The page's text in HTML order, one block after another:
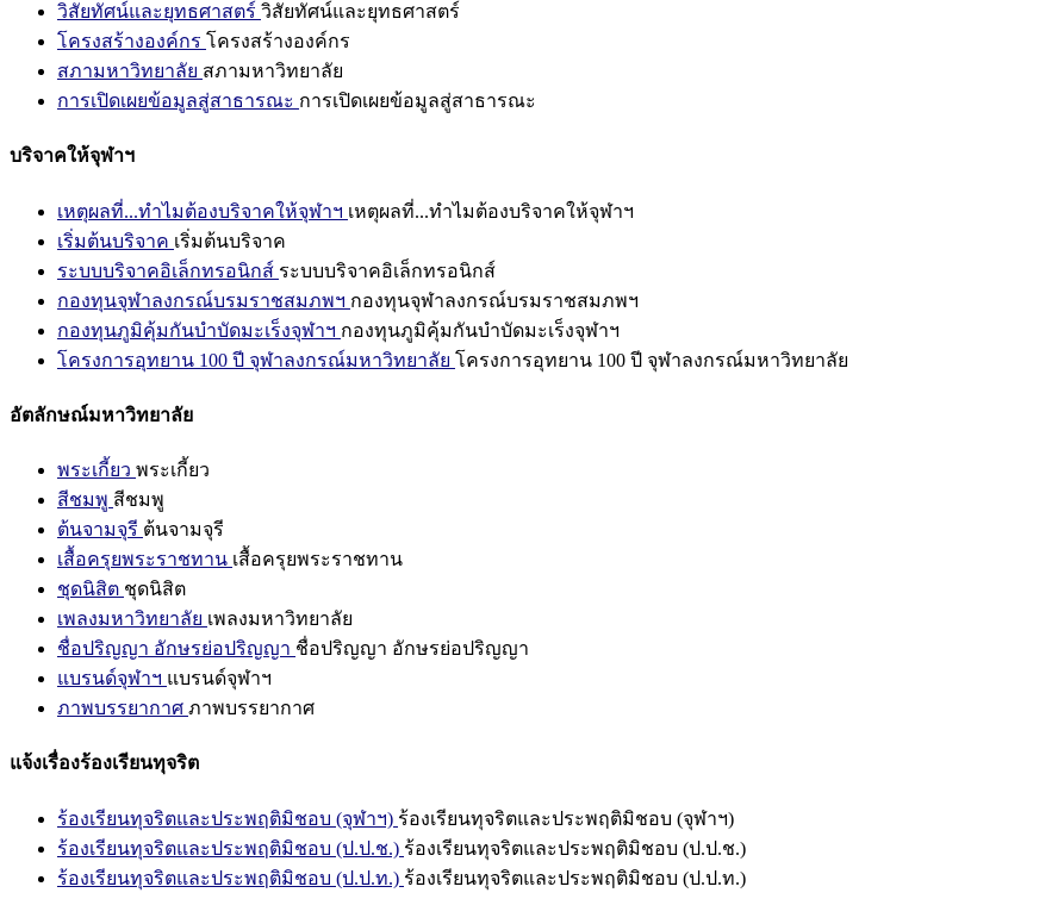
วิสัยทัศน์และยุทธศาสตร์ วิสัยทัศน์และยุทธศาสตร์
โครงสร้างองค์กร โครงสร้างองค์กร
สภามหาวิทยาลัย สภามหาวิทยาลัย
การเปิดเผยข้อมูลสู่สาธารณะ การเปิดเผยข้อมูลสู่สาธารณะ
บริจาคให้จุฬาฯ
เหตุผลที่...ทำไมต้องบริจาคให้จุฬาฯ เหตุผลที่...ทำไมต้องบริจาคให้จุฬาฯ
เริ่มต้นบริจาค เริ่มต้นบริจาค
ระบบบริจาคอิเล็กทรอนิกส์ ระบบบริจาคอิเล็กทรอนิกส์
กองทุนจุฬาลงกรณ์บรมราชสมภพฯ กองทุนจุฬาลงกรณ์บรมราชสมภพฯ
กองทุนภูมิคุ้มกันบำบัดมะเร็งจุฬาฯ กองทุนภูมิคุ้มกันบำบัดมะเร็งจุฬาฯ
โครงการอุทยาน 100 ปี จุฬาลงกรณ์มหาวิทยาลัย โครงการอุทยาน 100 ปี จุฬาลงกรณ์มหาวิทยาลัย
อัตลักษณ์มหาวิทยาลัย
พระเกี้ยว พระเกี้ยว
สีชมพู สีชมพู
ต้นจามจุรี ต้นจามจุรี
เสื้อครุยพระราชทาน เสื้อครุยพระราชทาน
ชุดนิสิต ชุดนิสิต
เพลงมหาวิทยาลัย เพลงมหาวิทยาลัย
ชื่อปริญญา อักษรย่อปริญญา ชื่อปริญญา อักษรย่อปริญญา
แบรนด์จุฬาฯ แบรนด์จุฬาฯ
ภาพบรรยากาศ ภาพบรรยากาศ
แจ้งเรื่องร้องเรียนทุจริต
ร้องเรียนทุจริตและประพฤติมิชอบ (จุฬาฯ) ร้องเรียนทุจริตและประพฤติมิชอบ (จุฬาฯ)
ร้องเรียนทุจริตและประพฤติมิชอบ (ป.ป.ช.) ร้องเรียนทุจริตและประพฤติมิชอบ (ป.ป.ช.)
ร้องเรียนทุจริตและประพฤติมิชอบ (ป.ป.ท.) ร้องเรียนทุจริตและประพฤติมิชอบ (ป.ป.ท.)